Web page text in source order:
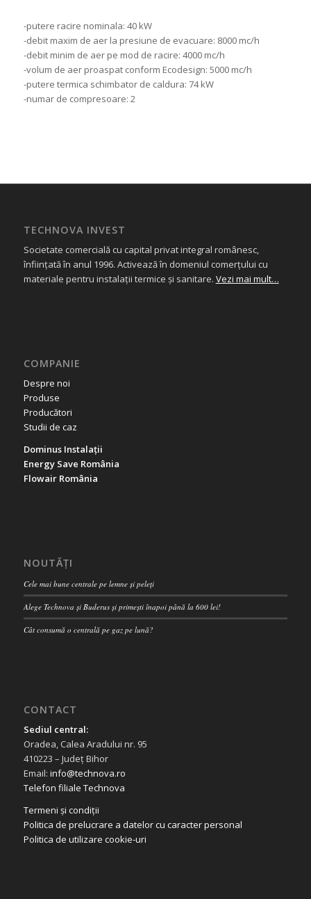
-putere racire nominala: 40 kW
-debit maxim de aer la presiune de evacuare: 8000 mc/h
-debit minim de aer pe mod de racire: 4000 mc/h
-volum de aer proaspat conform Ecodesign: 5000 mc/h
-putere termica schimbator de caldura: 74 kW
-numar de compresoare: 2
TECHNOVA INVEST
Societate comercială cu capital privat integral românesc,
înființată în anul 1996. Activează în domeniul comerțului cu
materiale pentru instalații termice și sanitare. Vezi mai mult…
COMPANIE
Despre noi
Produse
Producători
Studii de caz
Dominus Instalații
Energy Save România
Flowair România
NOUTĂȚI
Cele mai bune centrale pe lemne și peleți
Alege Technova și Buderus și primești înapoi până la 600 lei!
Cât consumă o centrală pe gaz pe lună?
CONTACT
Sediul central:
Oradea, Calea Aradului nr. 95
410223 – Județ Bihor
Email: info@technova.ro
Telefon filiale Technova
Termeni și condiții
Politica de prelucrare a datelor cu caracter personal
Politica de utilizare cookie-uri